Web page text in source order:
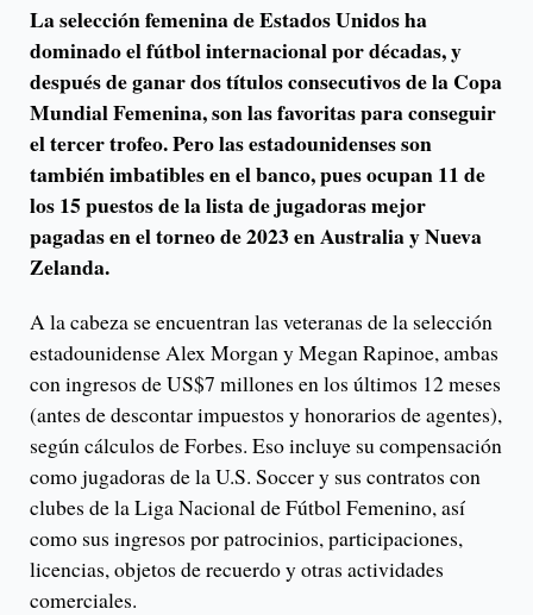
La selección femenina de Estados Unidos ha
dominado el fútbol internacional por décadas, y
después de ganar dos títulos consecutivos de la Copa
Mundial Femenina, son las favoritas para conseguir
el tercer trofeo. Pero las estadounidenses son
también imbatibles en el banco, pues ocupan 11 de
los 15 puestos de la lista de jugadoras mejor
pagadas en el torneo de 2023 en Australia y Nueva
Zelanda.
A la cabeza se encuentran las veteranas de la selección
estadounidense Alex Morgan y Megan Rapinoe, ambas
con ingresos de US$7 millones en los últimos 12 meses
(antes de descontar impuestos y honorarios de agentes),
según cálculos de Forbes. Eso incluye su compensación
como jugadoras de la U.S. Soccer y sus contratos con
clubes de la Liga Nacional de Fútbol Femenino, así
como sus ingresos por patrocinios, participaciones,
licencias, objetos de recuerdo y otras actividades
comerciales.